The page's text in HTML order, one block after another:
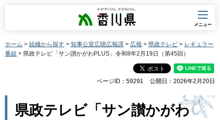
香川県
メニュー
ホーム > 組織から探す > 知事公室広聴広報課 > 広報 > 県政テレビ > レギュラー
番組 > 県政テレビ「サン讃かがわPLUS」令和8年2月19日（第45回）
ページID：59291 公開日：2026年2月20日
県政テレビ「サン讃かがわ